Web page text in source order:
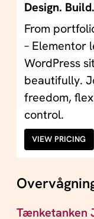
Design.
From
– Elementor
WordPress
beautifully.
freedom,
control.
VIEW PRICING
Tænketanken